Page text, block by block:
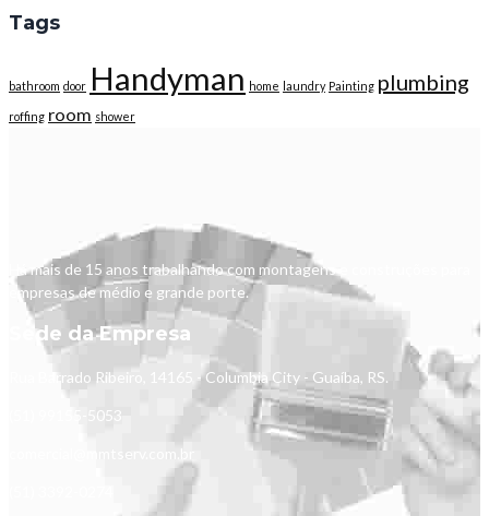
Tags
bathroom door Handyman home laundry Painting plumbing
roffing room shower
Há mais de 15 anos trabalhando com montagens e construções para
empresas de médio e grande porte.
Sede da Empresa
Rua Barrado Ribeiro, 14165 - Columbia City - Guaíba, RS.
(51) 99155-5053
comercial@mmtserv.com.br